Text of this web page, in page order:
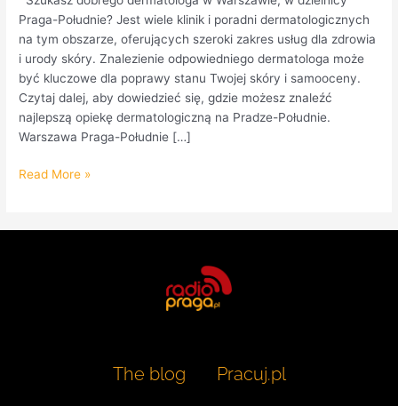
Praga-Południe? Jest wiele klinik i poradni dermatologicznych
na tym obszarze, oferujących szeroki zakres usług dla zdrowia
i urody skóry. Znalezienie odpowiedniego dermatologa może
być kluczowe dla poprawy stanu Twojej skóry i samooceny.
Czytaj dalej, aby dowiedzieć się, gdzie możesz znaleźć
najlepszą opiekę dermatologiczną na Pradze-Południe.
Warszawa Praga-Południe […]
Read More »
The blog Pracuj.pl